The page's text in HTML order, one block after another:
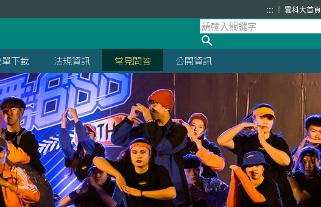
::: 雲科大首頁
單下載 法規資訊 常見問答 公開資訊